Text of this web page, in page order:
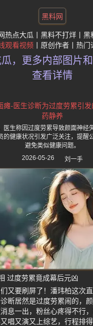
黑料网
热点大瓜 黑料不打烊 黑
观看视频 原创作者 热门
，更多内部图片
查看详情
瘫-医生诊断为过度劳累引
药静养
医生称因过度劳累导致颜面神经
的健康状况引发广泛关注，提醒
避免类似健康问题。
2026-05-26
刘一手
过度劳累竟成幕后元凶
又要刷屏了！潘玮柏这次
断居然是过度劳累闹的，
息一出，粉丝心疼得不行
唱又演又上综艺，行程排